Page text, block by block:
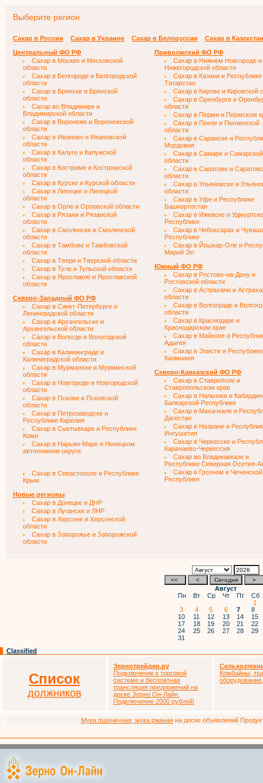
Выберите регион
Сахар в России Сахар в Украине Сахар в Белоруссии
Сахар в
Центральный ФО РФ
Сахар в Москве и Московской
области
Сахар в Белгороде и Белгородской
области
Сахар в Брянске и Брянской
области
Сахар во Владимире и
Владимирской области
Сахар в Воронеже и Воронежской
области
Сахар в Иваново и Ивановской
области
Сахар в Калуге и Калужской
области
Сахар в Костроме и Костромской
области
Сахар в Курске и Курской области
Сахар в Липецке и Липецкой
области
Сахар в Орле и Орловской области
Сахар в Рязани и Рязанской
области
Сахар в Смоленске и Смоленской
области
Сахар в Тамбове и Тамбовской
области
Сахар в Твери и Тверской области
Сахар в Туле и Тульской области
Сахар в Ярославле и Ярославской
области
Северо-Западный ФО РФ
Сахар в Санкт-Петербурге и
Ленинградской области
Сахар в Архангельске и
Архангельской области
Сахар в Вологде и Вологодской
области
Сахар в Калининграде и
Калиниградской области
Сахар в Мурманске и Мурманской
области
Сахар в Новгороде и Новгородской
области
Сахар в Пскове и Псковской
области
Сахар в Петрозаводске и
Республике Карелия
Сахар в Сыктывкаре и Республике
Коми
Сахар в Нарьян-Маре и Ненецком
автономном округе
Сахар в Севастополе и Республике
Крым
Новые регионы
Сахар в Донецке и ДНР
Сахар в Луганске и ЛНР
Сахар в Херсоне и Херсонской
области
Сахар в Запорожье и Запорожской
области
Приволжский ФО РФ
Сахар в Нижнем Новгороде и
Нижегородской области
Сахар в Казани и Республике
Татарстан
Сахар в Кирове и Кировской
Сахар в Оренбурге и
области
Сахар в Перми и Пермском
Сахар в Пензе и Пензенской
области
Сахар в Саранске и
Мордовия
Сахар в Самаре и Самарской
области
Сахар в Саратове и
области
Сахар в Ульяновске и
области
Сахар в Уфе и Республике
Башкортостан
Сахар в Ижевске и
Республике
Сахар в Чебоксарах и
Республике
Сахар в Йошкар-Оле и
Марий Эл
Южный ФО РФ
Сахар в Ростове-на-Дону и
Ростовской области
Сахар в Астрахани и
области
Сахар в Волгограде и
области
Сахар в Краснодаре и
Краснодарском крае
Сахар в Майкопе и
Адыгея
Сахар в Элисте и Республике
Калмыкия
Северо-Кавказский ФО РФ
Сахар в Ставрополе и
Ставропольском крае
Сахар в Нальчике и
Балкарской Республике
Сахар в Махачкале и
Дагестан
Сахар в Назрани и
Ингушетия
Сахар в Черкесске и
Карачаево-Черкессия
Сахар во Владикавказе и
Республике Северная Осетия-
Сахар в Грозном и Чеченской
Республике
Август
Пн
Вт Ср Чт Пт Сб
1
3
4 5 6 7 8
10
11 12 13 14 15
17
18 19 20 21 22
24
25 26 27 28 29
31
Classified
Список
должников
Зернотрейдер.ру
Подключение к торговой
системе и бесплатная
трансляция предложений на
доске Зерно Он-Лайн.
Подключение 2000 рублей!
Комбайны,
Мука пшеничная, мука ржаная на доске объявлений